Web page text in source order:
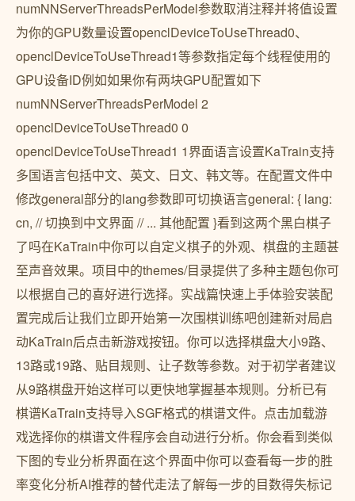
numNNServerThreadsPerModel参数取消注释并将值设置
为你的GPU数量设置openclDeviceToUseThread0、
openclDeviceToUseThread1等参数指定每个线程使用的
GPU设备ID例如如果你有两块GPU配置如下
numNNServerThreadsPerModel 2
openclDeviceToUseThread0 0
openclDeviceToUseThread1 1界面语言设置KaTrain支持
多国语言包括中文、英文、日文、韩文等。在配置文件中
修改general部分的lang参数即可切换语言general: { lang:
cn, // 切换到中文界面 // ... 其他配置 }看到这两个黑白棋子
了吗在KaTrain中你可以自定义棋子的外观、棋盘的主题甚
至声音效果。项目中的themes/目录提供了多种主题包你可
以根据自己的喜好进行选择。实战篇快速上手体验安装配
置完成后让我们立即开始第一次围棋训练吧创建新对局启
动KaTrain后点击新游戏按钮。你可以选择棋盘大小9路、
13路或19路、贴目规则、让子数等参数。对于初学者建议
从9路棋盘开始这样可以更快地掌握基本规则。分析已有
棋谱KaTrain支持导入SGF格式的棋谱文件。点击加载游
戏选择你的棋谱文件程序会自动进行分析。你会看到类似
下图的专业分析界面在这个界面中你可以查看每一步的胜
率变化分析AI推荐的替代走法了解每一步的目数得失标记